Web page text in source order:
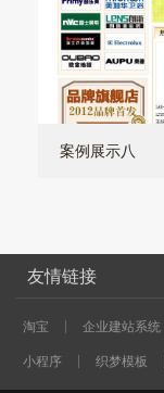
案例展示八
友情链接
淘宝 企业建站系统
小程序
织梦模板